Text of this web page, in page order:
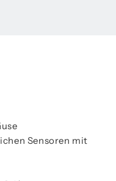
Sensoren mit